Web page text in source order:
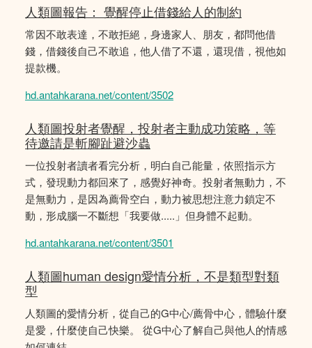
人類圖報告： 覺醒停止借錢給人的制約
常因不敢表達，不敢拒絕，身邊家人、朋友，都問他借
錢，借錢後自己不敢追，他人借了不還，還現借，視他如
提款機。
hd.antahkarana.net/content/3502
人類圖投射者覺醒，投射者主動成功策略，等
待邀請是斬腳趾避沙蟲
一位投射者讀者看完分析，明白自己能量，依照指示方
式，發現動力都回來了，感覺好神奇。投射者無動力，不
是無動力，是因為薦骨空白，動力被思想注意力鎖定不
動，形成腦一不斷想「我要做.....」但身體不起動。
hd.antahkarana.net/content/3501
人類圖human design愛情分析，不是類型對類
型
人類圖的愛情分析，從自己的G中心/薦骨中心，體驗什麼
是愛，什麼使自己快樂。 從G中心了解自己與他人的情感